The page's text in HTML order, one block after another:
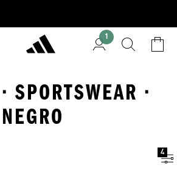
1
SPORTSWEAR ·
4